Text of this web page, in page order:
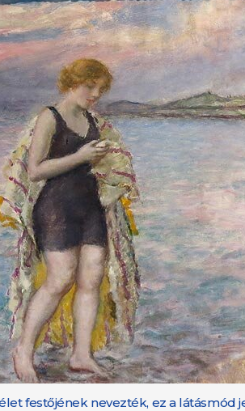
festőjének nevezték, ez a látásmód